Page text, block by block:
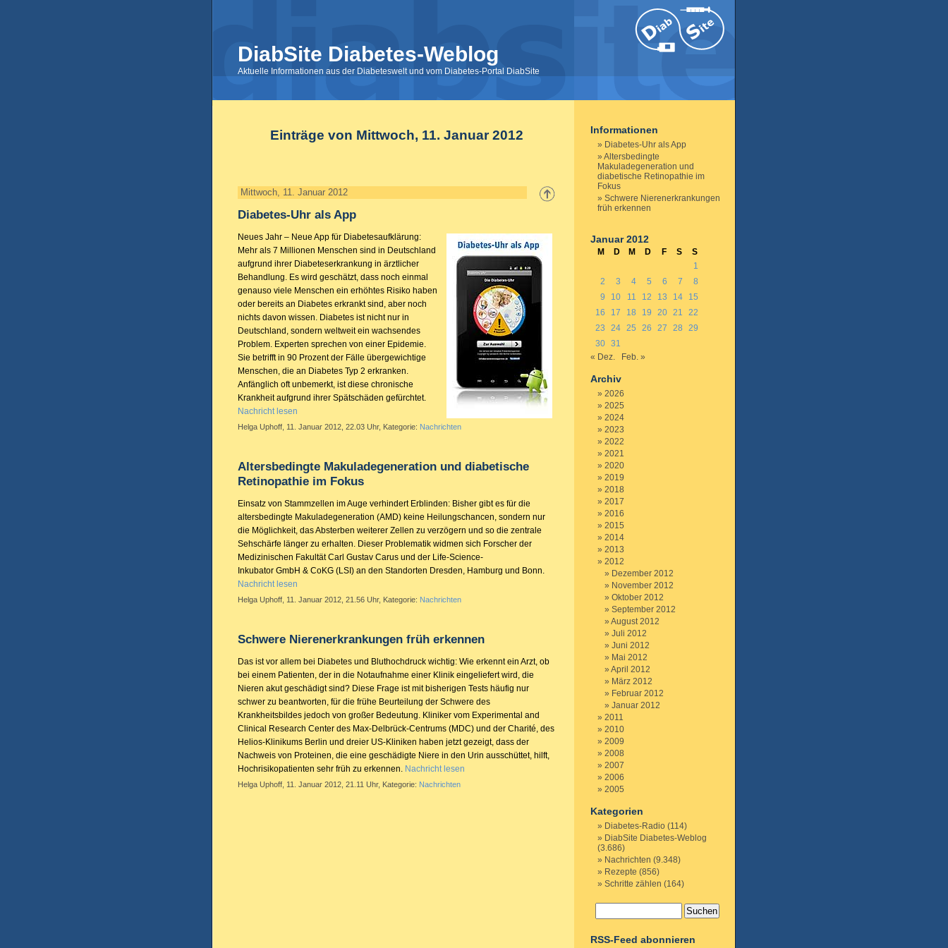
DiabSite Diabetes-Weblog
Aktuelle Informationen aus der Diabeteswelt und vom Diabetes-Portal DiabSite
Einträge von Mittwoch, 11. Januar 2012
Mittwoch, 11. Januar 2012
Diabetes-Uhr als App
Neues Jahr – Neue App für Diabetesaufklärung:
Mehr als 7 Millionen Menschen sind in Deutschland
aufgrund ihrer Diabeteserkrankung in ärztlicher
Behandlung. Es wird geschätzt, dass noch einmal
genauso viele Menschen ein erhöhtes Risiko haben
oder bereits an Diabetes erkrankt sind, aber noch
nichts davon wissen. Diabetes ist nicht nur in
Deutschland, sondern weltweit ein wachsendes
Problem. Experten sprechen von einer Epidemie.
Sie betrifft in 90 Prozent der Fälle übergewichtige
Menschen, die an Diabetes Typ 2 erkranken.
Anfänglich oft unbemerkt, ist diese chronische
Krankheit aufgrund ihrer Spätschäden gefürchtet.
Nachricht lesen
Helga Uphoff, 11. Januar 2012, 22.03 Uhr, Kategorie: Nachrichten
Altersbedingte Makuladegeneration und diabetische
Retinopathie im Fokus
Einsatz von Stammzellen im Auge verhindert Erblinden: Bisher gibt es für die
altersbedingte Makuladegeneration (AMD) keine Heilungschancen, sondern nur
die Möglichkeit, das Absterben weiterer Zellen zu verzögern und so die zentrale
Sehschärfe länger zu erhalten. Dieser Problematik widmen sich Forscher der
Medizinischen Fakultät Carl Gustav Carus und der Life-Science-
Inkubator GmbH & CoKG (LSI) an den Standorten Dresden, Hamburg und Bonn.
Nachricht lesen
Helga Uphoff, 11. Januar 2012, 21.56 Uhr, Kategorie: Nachrichten
Schwere Nierenerkrankungen früh erkennen
Das ist vor allem bei Diabetes und Bluthochdruck wichtig: Wie erkennt ein Arzt, ob
bei einem Patienten, der in die Notaufnahme einer Klinik eingeliefert wird, die
Nieren akut geschädigt sind? Diese Frage ist mit bisherigen Tests häufig nur
schwer zu beantworten, für die frühe Beurteilung der Schwere des
Krankheitsbildes jedoch von großer Bedeutung. Kliniker vom Experimental and
Clinical Research Center des Max-Delbrück-Centrums (MDC) und der Charité, des
Helios-Klinikums Berlin und dreier US-Kliniken haben jetzt gezeigt, dass der
Nachweis von Proteinen, die eine geschädigte Niere in den Urin ausschüttet, hilft,
Hochrisikopatienten sehr früh zu erkennen. Nachricht lesen
Helga Uphoff, 11. Januar 2012, 21.11 Uhr, Kategorie: Nachrichten
Informationen
Diabetes-Uhr als App
Altersbedingte
Makuladegeneration und
diabetische Retinopathie im
Fokus
Schwere Nierenerkrankungen
früh erkennen
Januar 2012
M D M D F S
S
1
2
3 4 5 6 7
8
9
10 11 12 13 14
15
16
17 18 19 20 21
22
23
24 25 26 27 28
29
30 31
« Dez.
Feb. »
Archiv
2026
2025
2024
2023
2022
2021
2020
2019
2018
2017
2016
2015
2014
2013
2012
Dezember 2012
November 2012
Oktober 2012
September 2012
August 2012
Juli 2012
Juni 2012
Mai 2012
April 2012
März 2012
Februar 2012
Januar 2012
2011
2010
2009
2008
2007
2006
2005
Kategorien
Diabetes-Radio (114)
DiabSite Diabetes-Weblog
(3.686)
Nachrichten (9.348)
Rezepte (856)
Schritte zählen (164)
RSS-Feed abonnieren